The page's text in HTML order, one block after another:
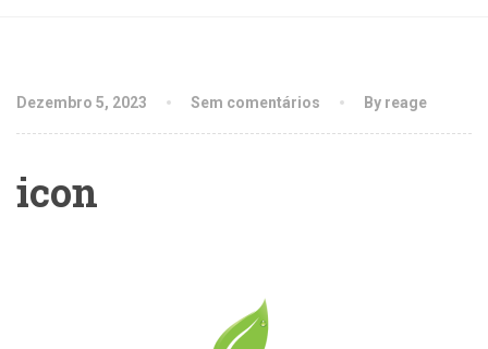
Dezembro 5, 2023 Sem comentários By reage
icon